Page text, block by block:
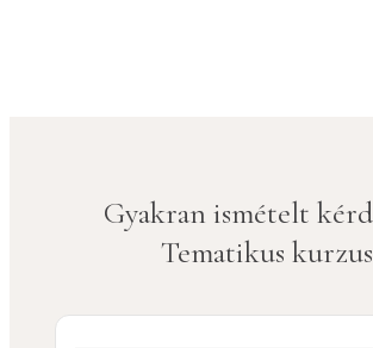
Gyakran ismételt
Tematikus kurzus